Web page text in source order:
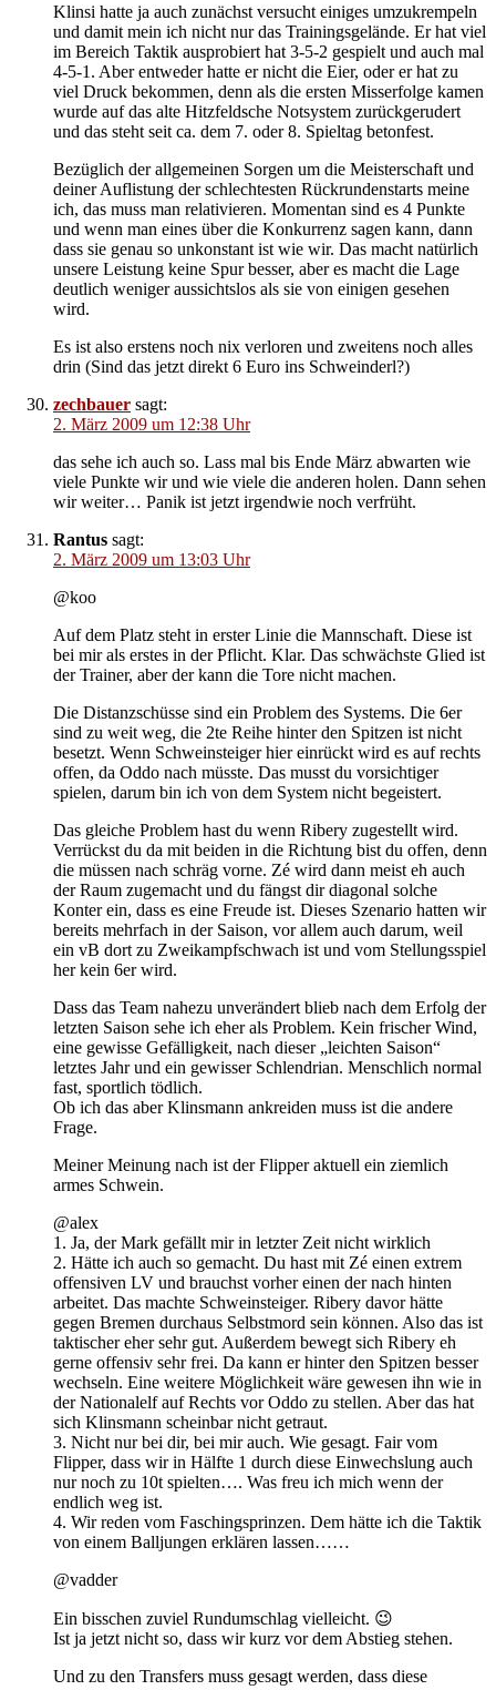
Klinsi hatte ja auch zunächst versucht einiges umzukrempeln
und damit mein ich nicht nur das Trainingsgelände. Er hat viel
im Bereich Taktik ausprobiert hat 3-5-2 gespielt und auch mal
4-5-1. Aber entweder hatte er nicht die Eier, oder er hat zu
viel Druck bekommen, denn als die ersten Misserfolge kamen
wurde auf das alte Hitzfeldsche Notsystem zurückgerudert
und das steht seit ca. dem 7. oder 8. Spieltag betonfest.
Bezüglich der allgemeinen Sorgen um die Meisterschaft und
deiner Auflistung der schlechtesten Rückrundenstarts meine
ich, das muss man relativieren. Momentan sind es 4 Punkte
und wenn man eines über die Konkurrenz sagen kann, dann
dass sie genau so unkonstant ist wie wir. Das macht natürlich
unsere Leistung keine Spur besser, aber es macht die Lage
deutlich weniger aussichtslos als sie von einigen gesehen
wird.
Es ist also erstens noch nix verloren und zweitens noch alles
drin (Sind das jetzt direkt 6 Euro ins Schweinderl?)
zechbauer sagt:
2. März 2009 um 12:38 Uhr
das sehe ich auch so. Lass mal bis Ende März abwarten wie
viele Punkte wir und wie viele die anderen holen. Dann sehen
wir weiter… Panik ist jetzt irgendwie noch verfrüht.
Rantus sagt:
2. März 2009 um 13:03 Uhr
@koo
Auf dem Platz steht in erster Linie die Mannschaft. Diese ist
bei mir als erstes in der Pflicht. Klar. Das schwächste Glied ist
der Trainer, aber der kann die Tore nicht machen.
Die Distanzschüsse sind ein Problem des Systems. Die 6er
sind zu weit weg, die 2te Reihe hinter den Spitzen ist nicht
besetzt. Wenn Schweinsteiger hier einrückt wird es auf rechts
offen, da Oddo nach müsste. Das musst du vorsichtiger
spielen, darum bin ich von dem System nicht begeistert.
Das gleiche Problem hast du wenn Ribery zugestellt wird.
Verrückst du da mit beiden in die Richtung bist du offen, denn
die müssen nach schräg vorne. Zé wird dann meist eh auch
der Raum zugemacht und du fängst dir diagonal solche
Konter ein, dass es eine Freude ist. Dieses Szenario hatten wir
bereits mehrfach in der Saison, vor allem auch darum, weil
ein vB dort zu Zweikampfschwach ist und vom Stellungsspiel
her kein 6er wird.
Dass das Team nahezu unverändert blieb nach dem Erfolg der
letzten Saison sehe ich eher als Problem. Kein frischer Wind,
eine gewisse Gefälligkeit, nach dieser „leichten Saison“
letztes Jahr und ein gewisser Schlendrian. Menschlich normal
fast, sportlich tödlich.
Ob ich das aber Klinsmann ankreiden muss ist die andere
Frage.
Meiner Meinung nach ist der Flipper aktuell ein ziemlich
armes Schwein.
@alex
1. Ja, der Mark gefällt mir in letzter Zeit nicht wirklich
2. Hätte ich auch so gemacht. Du hast mit Zé einen extrem
offensiven LV und brauchst vorher einen der nach hinten
arbeitet. Das machte Schweinsteiger. Ribery davor hätte
gegen Bremen durchaus Selbstmord sein können. Also das ist
taktischer eher sehr gut. Außerdem bewegt sich Ribery eh
gerne offensiv sehr frei. Da kann er hinter den Spitzen besser
wechseln. Eine weitere Möglichkeit wäre gewesen ihn wie in
der Nationalelf auf Rechts vor Oddo zu stellen. Aber das hat
sich Klinsmann scheinbar nicht getraut.
3. Nicht nur bei dir, bei mir auch. Wie gesagt. Fair vom
Flipper, dass wir in Hälfte 1 durch diese Einwechslung auch
nur noch zu 10t spielten…. Was freu ich mich wenn der
endlich weg ist.
4. Wir reden vom Faschingsprinzen. Dem hätte ich die Taktik
von einem Balljungen erklären lassen……
@vadder
Ein bisschen zuviel Rundumschlag vielleicht. 😉
Ist ja jetzt nicht so, dass wir kurz vor dem Abstieg stehen.
Und zu den Transfers muss gesagt werden, dass diese